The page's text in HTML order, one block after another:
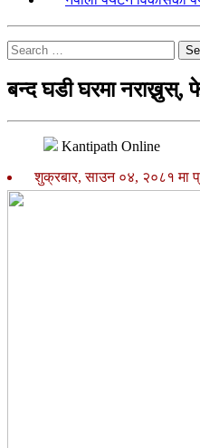
बन्द घडी घरमा नराख्नुस्,
Kantipath Online
शुक्रबार, साउन ०४, २०८१ मा